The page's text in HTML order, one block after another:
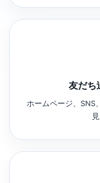
友だち
ホームページ、SNS